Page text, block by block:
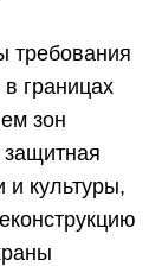
требования
границах
зон
и культуры,